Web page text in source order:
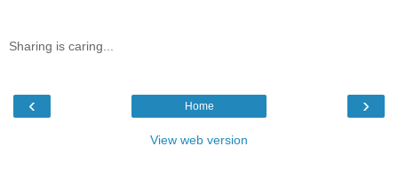
Sharing is caring...
‹ ›
Home
View web version